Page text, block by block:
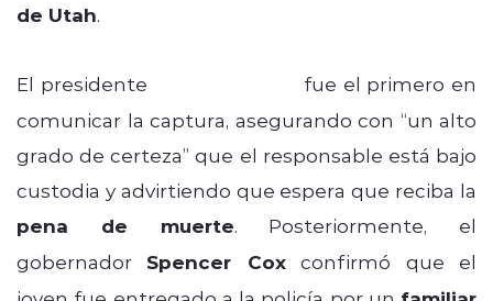
de Utah.
El presidente
fue el primero en
comunicar la captura, asegurando con “un alto
grado de certeza” que el responsable está bajo
custodia y advirtiendo que espera que reciba la
pena de muerte. Posteriormente, el
gobernador Spencer Coxconfirmó que el